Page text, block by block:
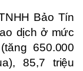
Bảo Tín
dịch ở mức
650.000
85,7 triệu